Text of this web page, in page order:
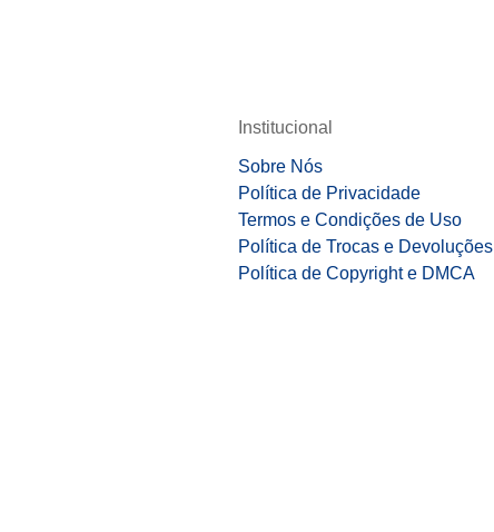
Institucional
Sobre Nós
Política de Privacidade
Termos e Condições de Uso
Política de Trocas e Devoluções
Política de Copyright e DMCA